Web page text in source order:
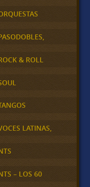
& ROLL
LATINAS,
– LOS 60